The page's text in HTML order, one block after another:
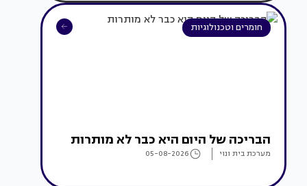
חומרים וטכנולוגיות
הבריכה של היום היא כבר לא מותרות
מערכת בית ונוי 05-08-2026